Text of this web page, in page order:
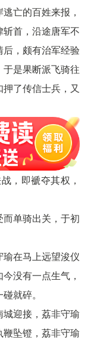
亡的百姓来报，
首，沿途唐军不
，颇有治军经验
是果断派飞骑往
了传信士兵，又
，即褫夺其权，
单骑出关，于初
在马上远望浚仪
没有一点生气，
就碎。
迎接，荔非守瑜
坠镫，荔非守瑜